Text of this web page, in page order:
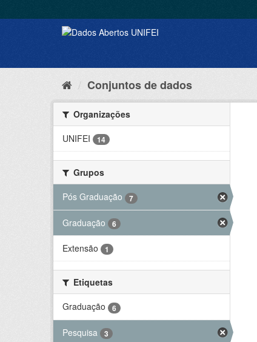
Conjuntos de dados
Organizações
UNIFEI
14
Grupos
Pós Graduação
7
Graduação 6
Extensão 1
Etiquetas
Graduação
6
Pesquisa 3